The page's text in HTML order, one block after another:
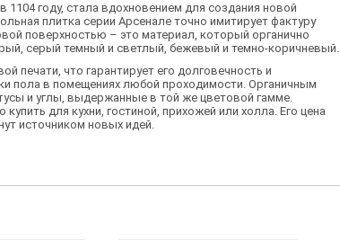
году, стала вдохновением для создания новой
плитка серии Арсенале точно имитирует фактуру
поверхностью – это материал, который органично
серый темный и светлый, бежевый и темно-коричневый.
печати, что гарантирует его долговечность и
пола в помещениях любой проходимости. Органичным
и углы, выдержанные в той же цветовой гамме.
для кухни, гостиной, прихожей или холла. Его цена
источником новых идей.